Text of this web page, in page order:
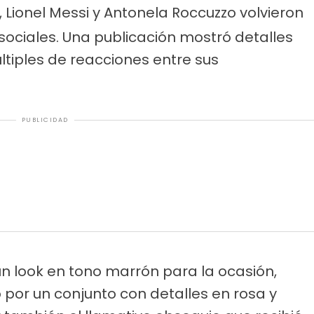
Messi y Antonela Roccuzzo volvieron
Una publicación mostró detalles
de reacciones entre sus
PUBLICIDAD
look en tono marrón para la ocasión,
un conjunto con detalles en rosa y